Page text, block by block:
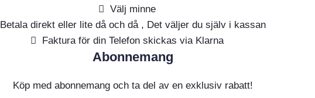
Välj minne
Betala direkt eller lite då och då , Det väljer du själv i kassan
Faktura för din Telefon skickas via Klarna
Abonnemang
Köp med abonnemang och ta del av en exklusiv rabatt!